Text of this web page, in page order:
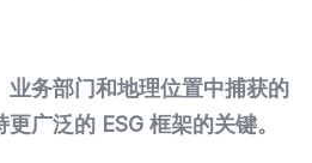
业务部门和地理位置中捕获的
广泛的 ESG 框架的关键。